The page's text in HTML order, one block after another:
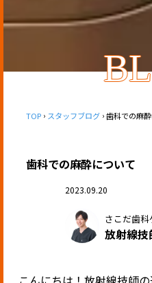
TOP スタッフブログ 歯科での麻
歯科での麻酔について
2023.09.20
さこだ歯科
放射線技